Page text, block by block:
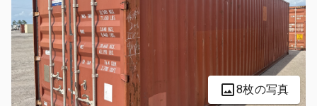
8枚の写真